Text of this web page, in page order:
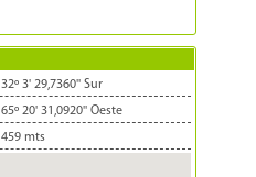
32º 3' 29,7360'' Sur
65º 20' 31,0920'' Oeste
459 mts